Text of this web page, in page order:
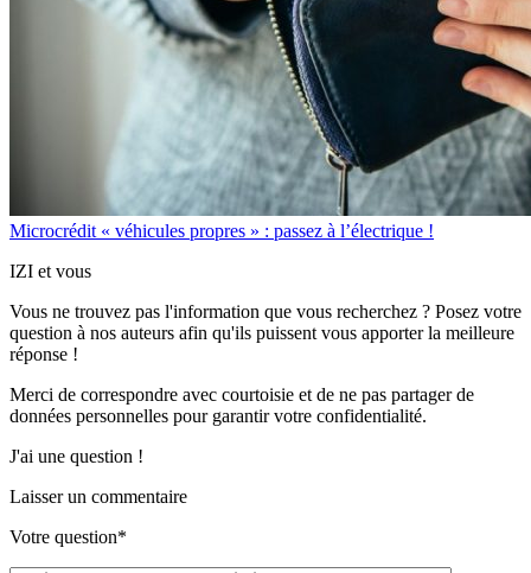
Microcrédit « véhicules propres » : passez à l’électrique !
IZI et vous
Vous ne trouvez pas l'information que vous recherchez ? Posez votre
question à nos auteurs afin qu'ils puissent vous apporterla meilleure
réponse !
Merci de correspondre avec courtoisie et de ne pas partagerde
données personnelles pour garantir votre confidentialité.
J'ai une question !
Laisser un commentaire
Votre question*